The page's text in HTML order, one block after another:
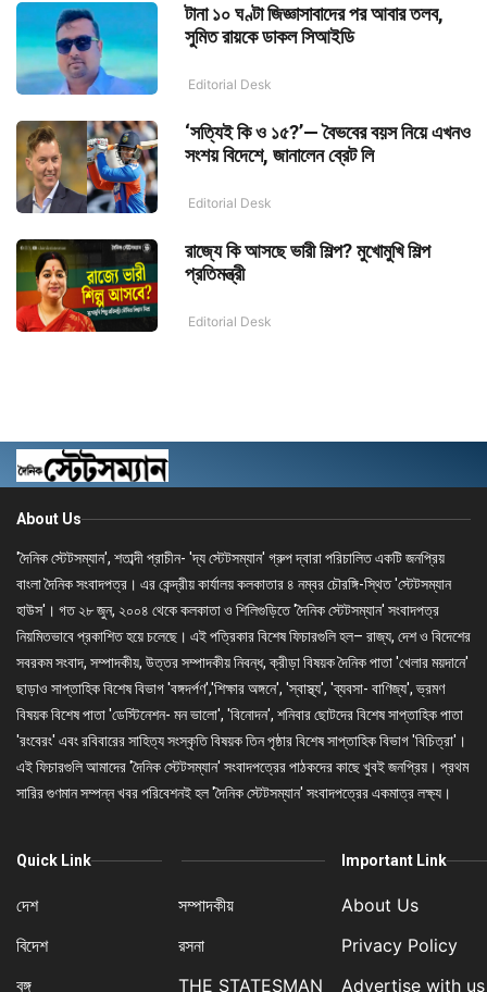
টানা ১০ ঘণ্টা জিজ্ঞাসাবাদের পর আবার তলব,
সুমিত রায়কে ডাকল সিআইডি
Editorial Desk
‘সত্যিই কি ও ১৫?’— বৈভবের বয়স নিয়ে এখনও
সংশয় বিদেশে, জানালেন ব্রেট লি
Editorial Desk
রাজ্যে কি আসছে ভারী শিল্প? মুখোমুখি শিল্প
প্রতিমন্ত্রী
Editorial Desk
About Us
'দৈনিক স্টেটসম্যান', শতাব্দী প্রাচীন- 'দ্য স্টেটসম্যান' গ্রুপ দ্বারা পরিচালিত একটি জনপ্রিয়
বাংলা দৈনিক সংবাদপত্র। এর কেন্দ্রীয় কার্যালয় কলকাতার ৪ নম্বর চৌরঙ্গি-স্থিত 'স্টেটসম্যান
হাউস'। গত ২৮ জুন, ২০০৪ থেকে কলকাতা ও শিলিগুড়িতে 'দৈনিক স্টেটসম্যান' সংবাদপত্র
নিয়মিতভাবে প্রকাশিত হয়ে চলেছে। এই পত্রিকার বিশেষ ফিচারগুলি হল– রাজ্য, দেশ ও বিদেশের
সবরকম সংবাদ, সম্পাদকীয়, উত্তর সম্পাদকীয় নিবন্ধ, ক্রীড়া বিষয়ক দৈনিক পাতা 'খেলার ময়দানে'
ছাড়াও সাপ্তাহিক বিশেষ বিভাগ 'বঙ্গদর্পণ','শিক্ষার অঙ্গনে', 'স্বাস্থ্য', 'ব্যবসা- বাণিজ্য', ভ্রমণ
বিষয়ক বিশেষ পাতা 'ডেস্টিনেশন- মন ভালো', 'বিনোদন', শনিবার ছোটদের বিশেষ সাপ্তাহিক পাতা
'রংবেরং' এবং রবিবারের সাহিত্য সংস্কৃতি বিষয়ক তিন পৃষ্ঠার বিশেষ সাপ্তাহিক বিভাগ 'বিচিত্রা'।
এই ফিচারগুলি আমাদের 'দৈনিক স্টেটসম্যান' সংবাদপত্রের পাঠকদের কাছে খুবই জনপ্রিয়। প্রথম
সারির গুণমান সম্পন্ন খবর পরিবেশনই হল 'দৈনিক স্টেটসম্যান' সংবাদপত্রের একমাত্র লক্ষ্য।
Quick Link
দেশ
বিদেশ
বঙ্গ
সম্পাদকীয়
রসনা
THE STATESMAN
Important Link
About Us
Privacy Policy
Advertise with us